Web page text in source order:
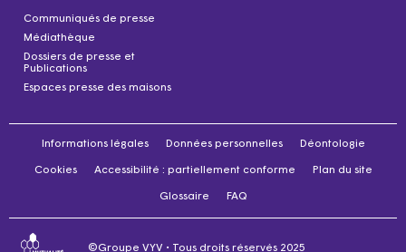
Communiqués de presse
Médiathèque
Dossiers de presse et
Publications
Espaces presse des maisons
Informations légales Données personnelles Déontologie
Cookies Accessibilité : partiellement conforme Plan du site
Glossaire FAQ
©Groupe VYV • Tous droits réservés 2025